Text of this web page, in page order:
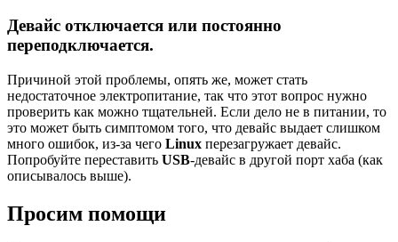
Девайс отключается или постоянно
переподключается.
Причиной этой проблемы, опять же, может стать
недостаточное электропитание, так что этот вопрос нужно
проверить как можно тщательней. Если дело не в питании, то
это может быть симптомом того, что девайс выдает слишком
много ошибок, из-за чего Linux перезагружает девайс.
Попробуйте переставить USB-девайс в другой порт хаба (как
описывалось выше).
Просим помощи